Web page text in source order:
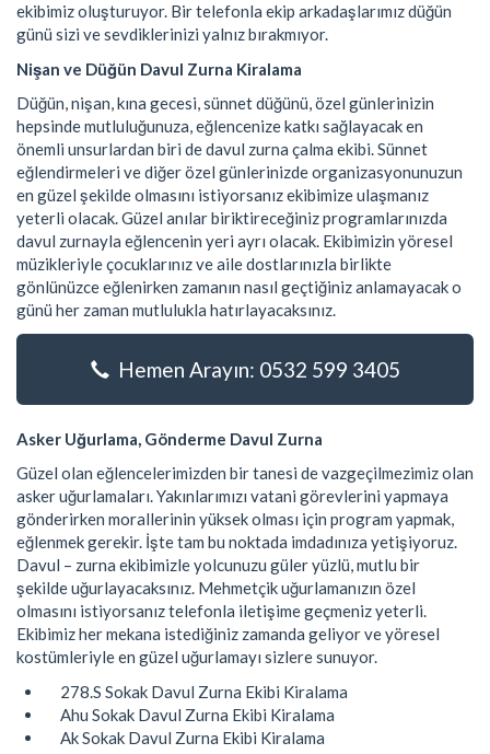
ekibimiz oluşturuyor. Bir telefonla ekip arkadaşlarımız düğün
günü sizi ve sevdiklerinizi yalnız bırakmıyor.
Nişan ve Düğün Davul Zurna Kiralama
Düğün, nişan, kına gecesi, sünnet düğünü, özel günlerinizin
hepsinde mutluluğunuza, eğlencenize katkı sağlayacak en
önemli unsurlardan biri de davul zurna çalma ekibi. Sünnet
eğlendirmeleri ve diğer özel günlerinizde organizasyonunuzun
en güzel şekilde olmasını istiyorsanız ekibimize ulaşmanız
yeterli olacak. Güzel anılar biriktireceğiniz programlarınızda
davul zurnayla eğlencenin yeri ayrı olacak. Ekibimizin yöresel
müzikleriyle çocuklarınız ve aile dostlarınızla birlikte
gönlünüzce eğlenirken zamanın nasıl geçtiğiniz anlamayacak o
günü her zaman mutlulukla hatırlayacaksınız.
Hemen Arayın: 0532 599 3405
Asker Uğurlama, Gönderme Davul Zurna
Güzel olan eğlencelerimizden bir tanesi de vazgeçilmezimiz olan
asker uğurlamaları. Yakınlarımızı vatani görevlerini yapmaya
gönderirken morallerinin yüksek olması için program yapmak,
eğlenmek gerekir. İşte tam bu noktada imdadınıza yetişiyoruz.
Davul – zurna ekibimizle yolcunuzu güler yüzlü, mutlu bir
şekilde uğurlayacaksınız. Mehmetçik uğurlamanızın özel
olmasını istiyorsanız telefonla iletişime geçmeniz yeterli.
Ekibimiz her mekana istediğiniz zamanda geliyor ve yöresel
kostümleriyle en güzel uğurlamayı sizlere sunuyor.
278.S Sokak Davul Zurna Ekibi Kiralama
Ahu Sokak Davul Zurna Ekibi Kiralama
Ak Sokak Davul Zurna Ekibi Kiralama